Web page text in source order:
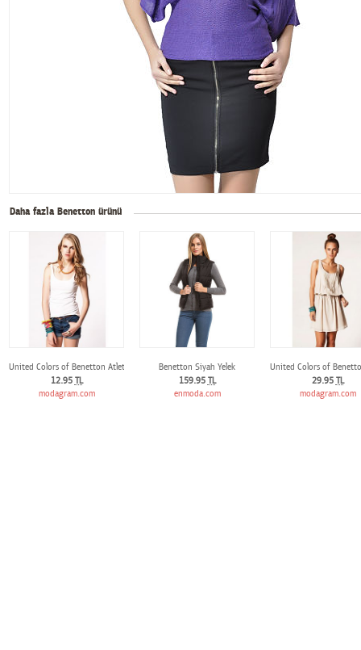
Daha fazla Benetton ürünü
United Colors of Benetton Atlet
12.95 TL
modagram.com
Benetton Siyah Yelek
159.95 TL
enmoda.com
United Colors of
29.95 TL
modagram.com